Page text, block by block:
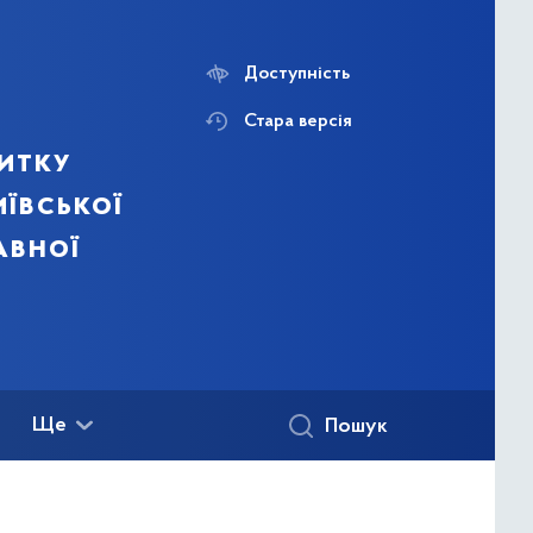
Доступність
Стара версія
Ще Пошук